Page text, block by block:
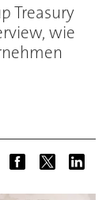
Treasury
wie